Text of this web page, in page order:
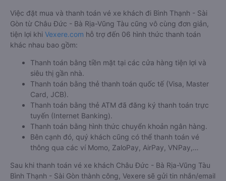
Việc đặt mua và thanh toán vé xe khách đi Bình Thạnh - Sài
Gòn từ Châu Đức - Bà Rịa-Vũng Tàu cũng vô cùng đơn giản,
tiện lợi khi Vexere.com hỗ trợ đến 06 hình thức thanh toán
khác nhau bao gồm:
Thanh toán bằng tiền mặt tại các cửa hàng tiện lợi và
siêu thị gần nhà.
Thanh toán bằng thẻ thanh toán quốc tế (Visa, Master
Card, JCB).
Thanh toán bằng thẻ ATM đã đăng ký thanh toán trực
tuyến (Internet Banking).
Thanh toán bằng hình thức chuyển khoản ngân hàng.
Bên cạnh đó, quý khách cũng có thể thanh toán vé
thông qua các ví Momo, ZaloPay, AirPay, VNPay,…
Sau khi thanh toán vé xe khách Châu Đức - Bà Rịa-Vũng Tàu
Bình Thạnh - Sài Gòn thành công, Vexere sẽ gửi tin nhắn/email